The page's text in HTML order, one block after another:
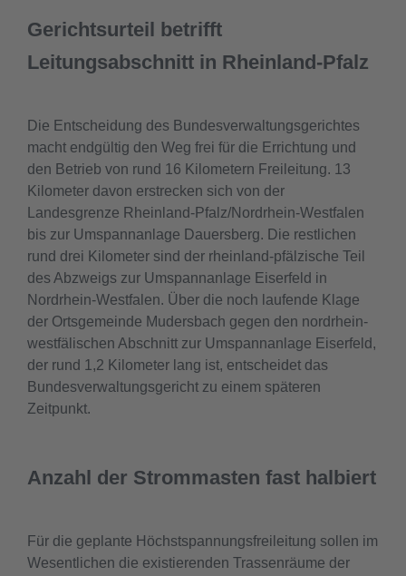
Gerichtsurteil betrifft
Leitungsabschnitt in Rheinland-Pfalz
Die Entscheidung des Bundesverwaltungsgerichtes
macht endgültig den Weg frei für die Errichtung und
den Betrieb von rund 16 Kilometern Freileitung. 13
Kilometer davon erstrecken sich von der
Landesgrenze Rheinland-Pfalz/Nordrhein-Westfalen
bis zur Umspannanlage Dauersberg. Die restlichen
rund drei Kilometer sind der rheinland-pfälzische Teil
des Abzweigs zur Umspannanlage Eiserfeld in
Nordrhein-Westfalen. Über die noch laufende Klage
der Ortsgemeinde Mudersbach gegen den nordrhein-
westfälischen Abschnitt zur Umspannanlage Eiserfeld,
der rund 1,2 Kilometer lang ist, entscheidet das
Bundesverwaltungsgericht zu einem späteren
Zeitpunkt.
Anzahl der Strommasten fast halbiert
Für die geplante Höchstspannungsfreileitung sollen im
Wesentlichen die existierenden Trassenräume der